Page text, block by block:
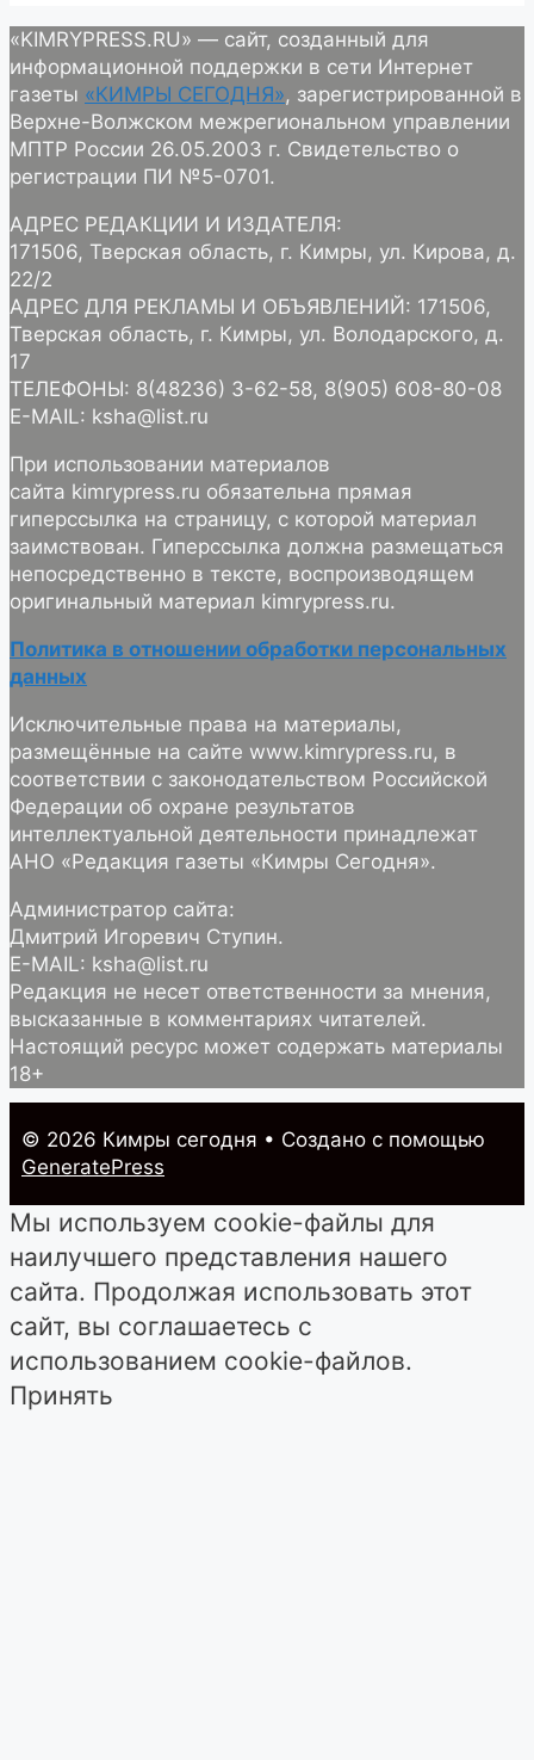
«KIMRYPRESS.RU» — сайт, созданный для
информационной поддержки в сети Интернет
газеты «КИМРЫ СЕГОДНЯ», зарегистрированной в
Верхне-Волжском межрегиональном управлении
МПТР России 26.05.2003 г. Свидетельство о
регистрации ПИ №5-0701.
АДРЕС РЕДАКЦИИ И ИЗДАТЕЛЯ:
171506, Тверская область, г. Кимры, ул. Кирова, д.
22/2
АДРЕС ДЛЯ РЕКЛАМЫ И ОБЪЯВЛЕНИЙ: 171506,
Тверская область, г. Кимры, ул. Володарского, д.
17
ТЕЛЕФОНЫ: 8(48236) 3-62-58, 8(905) 608-80-08
E-MAIL: ksha@list.ru
При использовании материалов
сайта kimrypress.ru обязательна прямая
гиперссылка на страницу, с которой материал
заимствован. Гиперссылка должна размещаться
непосредственно в тексте, воспроизводящем
оригинальный материал kimrypress.ru.
Политика в отношении обработки персональных
данных
Исключительные права на материалы,
размещённые на сайте www.kimrypress.ru, в
соответствии с законодательством Российской
Федерации об охране результатов
интеллектуальной деятельности принадлежат
АНО «Редакция газеты «Кимры Сегодня».
Администратор сайта:
Дмитрий Игоревич Ступин.
E-MAIL: ksha@list.ru
Редакция не несет ответственности за мнения,
высказанные в комментариях читателей.
Настоящий ресурс может содержать материалы
18+
© 2026 Кимры cегодня • Создано с помощью
GeneratePress
Мы используем cookie-файлы для
наилучшего представления нашего
сайта. Продолжая использовать этот
сайт, вы соглашаетесь с
использованием cookie-файлов.
Принять